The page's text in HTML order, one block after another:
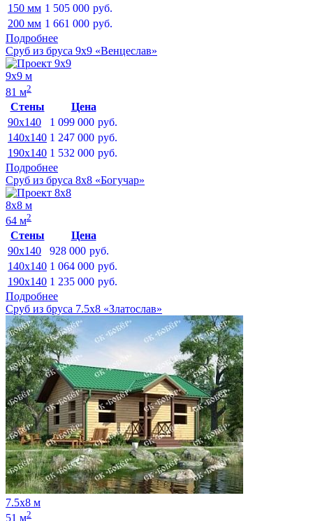
150 мм 1 505 000 руб.
200 мм 1 661 000 руб.
Подробнее
Сруб из бруса 9х9 «Венцеслав»
9х9 м
81 м2
Стены
Цена
90x140
1 099 000 руб.
140x140 1 247 000 руб.
190x140 1 532 000 руб.
Подробнее
Сруб из бруса 8х8 «Богучар»
8х8 м
64 м2
Стены
Цена
90x140
928 000 руб.
140x140 1 064 000 руб.
190x140 1 235 000 руб.
Подробнее
Сруб из бруса 7.5х8 «Златослав»
7.5х8 м
51 м2